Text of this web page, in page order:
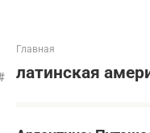
Главная
латинская